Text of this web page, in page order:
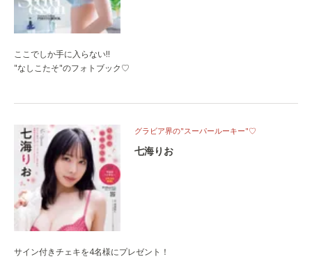
ここでしか手に入らない‼
"なしこたそ"のフォトブック♡
グラビア界の"スーパールーキー"♡
七海りお
サイン付きチェキを4名様にプレゼント！